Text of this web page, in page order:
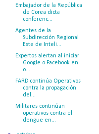
Embajador de la República
de Corea dicta
conferenc...
Agentes de la
Subdirección Regional
Este de Inteli...
Expertos alertan al iniciar
Google o Facebook en
o...
FARD continúa Operativos
contra la propagación
del...
Militares continúan
operativos contra el
dengue en...